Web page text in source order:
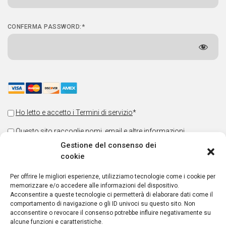
Gestione del consenso dei
cookie
Per offrire le migliori esperienze, utilizziamo tecnologie come i cookie per
memorizzare e/o accedere alle informazioni del dispositivo.
Acconsentire a queste tecnologie ci permetterà di elaborare dati come il
comportamento di navigazione o gli ID univoci su questo sito. Non
acconsentire o revocare il consenso potrebbe influire negativamente su
alcune funzioni e caratteristiche.
CONFERMA PASSWORD:*
Ho letto e accetto i Termini di servizio*
Questo sito raccoglie nomi, email e altre informazioni
sull'utente. Acconsento ai termini stabiliti nellaPrivacy Policy
We Respect Your Privacy
No val